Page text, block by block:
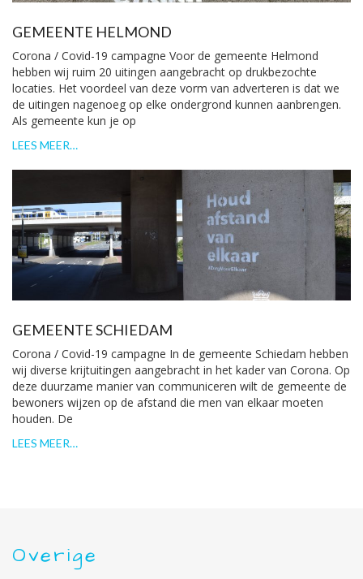
GEMEENTE HELMOND
Corona / Covid-19 campagne Voor de gemeente Helmond
hebben wij ruim 20 uitingen aangebracht op drukbezochte
locaties. Het voordeel van deze vorm van adverteren is dat we
de uitingen nagenoeg op elke ondergrond kunnen aanbrengen.
Als gemeente kun je op
LEES MEER…
GEMEENTE SCHIEDAM
Corona / Covid-19 campagne In de gemeente Schiedam hebben
wij diverse krijtuitingen aangebracht in het kader van Corona. Op
deze duurzame manier van communiceren wilt de gemeente de
bewoners wijzen op de afstand die men van elkaar moeten
houden. De
LEES MEER…
Overige